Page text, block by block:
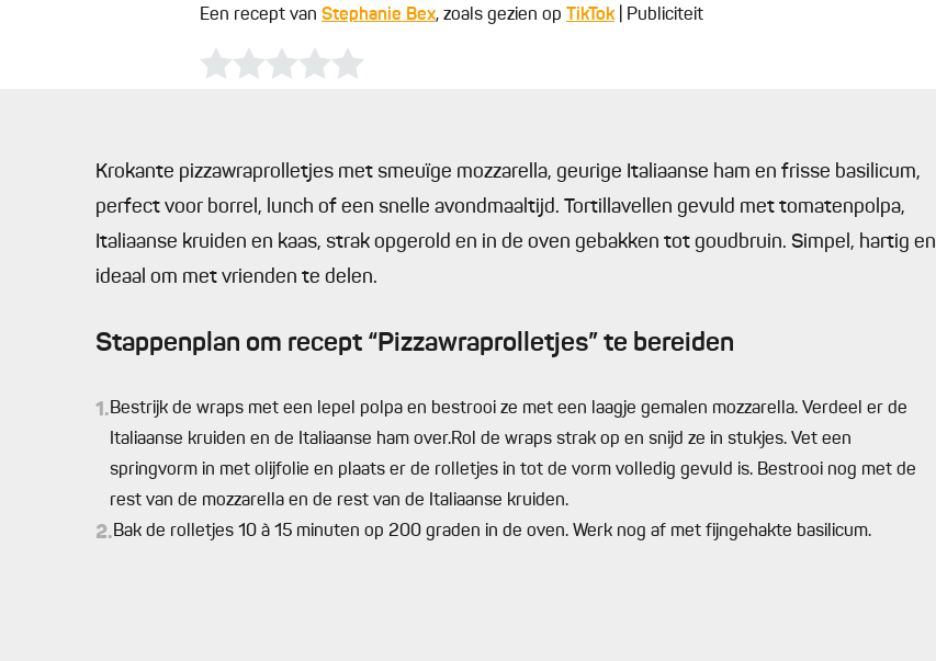
Een recept van Stephanie Bex, zoals gezien op TikTok | Publiciteit
Krokante pizzawraprolletjes met smeuïge mozzarella, geurige Italiaanse ham en frisse basilicum,
perfect voor borrel, lunch of een snelle avondmaaltijd. Tortillavellen gevuld met tomatenpolpa,
Italiaanse kruiden en kaas, strak opgerold en in de oven gebakken tot goudbruin. Simpel, hartig en
ideaal om met vrienden te delen.
Stappenplan om recept “Pizzawraprolletjes” te bereiden
1.Bestrijk de wraps met een lepel polpa en bestrooi ze met een laagje gemalen mozzarella. Verdeel er de
Italiaanse kruiden en de Italiaanse ham over.Rol de wraps strak op en snijd ze in stukjes. Vet een
springvorm in met olijfolie en plaats er de rolletjes in tot de vorm volledig gevuld is. Bestrooi nog met de
rest van de mozzarella en de rest van de Italiaanse kruiden.
2.Bak de rolletjes 10 à 15 minuten op 200 graden in de oven. Werk nog af met fijngehakte basilicum.